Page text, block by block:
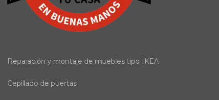
Reparación y montaje de muebles tipo IKEA
Cepillado de puertas